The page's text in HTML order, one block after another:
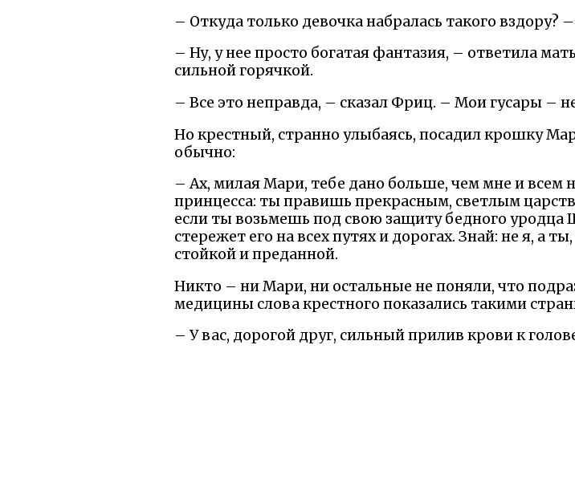
– Откуда только девочка набралась такого
– Ну, у нее просто богатая фантазия, – ответила
сильной горячкой.
– Все это неправда, – сказал Фриц. – Мои гусары –
Но крестный, странно улыбаясь, посадил крошку
обычно:
– Ах, милая Мари, тебе дано больше, чем мне и
принцесса: ты правишь прекрасным, светлым
если ты возьмешь под свою защиту бедного
стережет его на всех путях и дорогах. Знай: не я, а
стойкой и преданной.
Никто – ни Мари, ни остальные не поняли, что
медицины слова крестного показались такими
– У вас, дорогой друг, сильный прилив крови к